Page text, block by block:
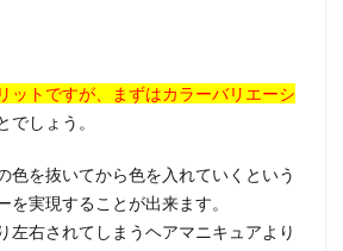
ットですが、まずはカラーバリエーシ
でしょう。
色を抜いてから色を入れていくという
を実現することが出来ます。
左右されてしまうヘアマニキュアより